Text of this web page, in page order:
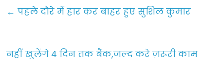
e
o
er l e
← पहले दौरे में हार कर बाहर हुए सुशिल कुमार
नहीं खुलेंगे 4 दिन तक बैंक,जल्द करे ज़रूरी काम